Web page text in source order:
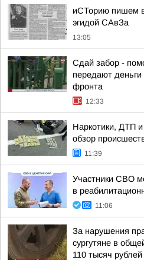
иСТорию пишем
эгидой САвЗа
13:05
Сдай забор -
передают
фронта
12:33
Наркотики, ДТП
обзор
11:39
Участники СВО
в
11:06
За нарушения
сургутяне в
110 тысяч рублей